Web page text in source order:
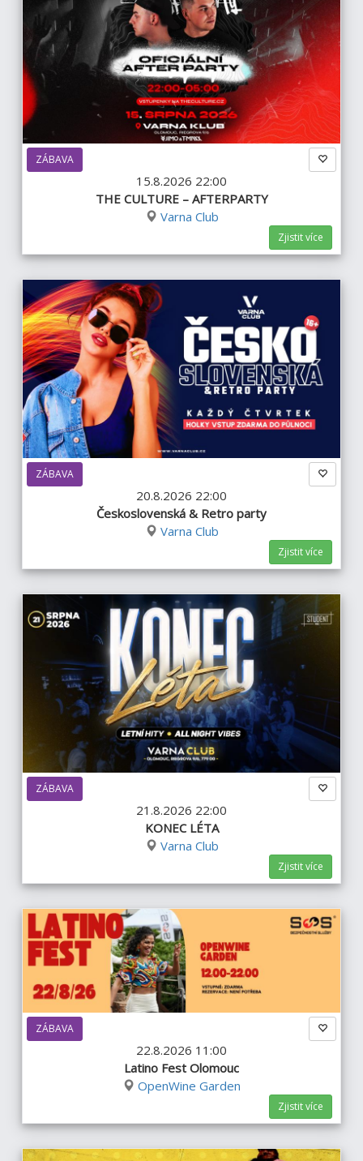
ZÁBAVA
15.8.2026 22:00
THE CULTURE – AFTERPARTY
Varna Club
Zjistit více
ZÁBAVA
20.8.2026 22:00
Československá & Retro party
Varna Club
Zjistit více
ZÁBAVA
21.8.2026 22:00
KONEC LÉTA
Varna Club
Zjistit více
ZÁBAVA
22.8.2026 11:00
Latino Fest Olomouc
OpenWine Garden
Zjistit více